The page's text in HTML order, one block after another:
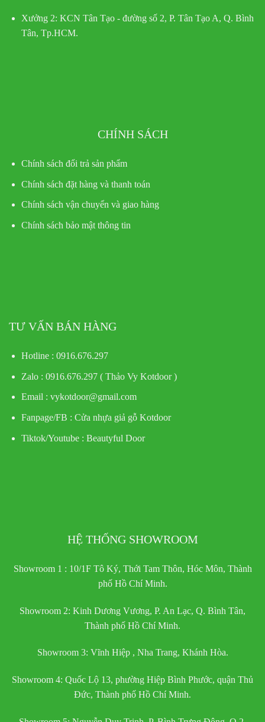
Xưởng 2: KCN Tân Tạo - đường số 2, P. Tân Tạo A, Q. Bình
Tân, Tp.HCM.
CHÍNH SÁCH
Chính sách đổi trả sản phẩm
Chính sách đặt hàng và thanh toán
Chính sách vận chuyển và giao hàng
Chính sách bảo mật thông tin
TƯ VẤN BÁN HÀNG
Hotline : 0916.676.297
Zalo : 0916.676.297 ( Thảo Vy Kotdoor )
Email : vykotdoor@gmail.com
Fanpage/FB : Cửa nhựa giả gỗ Kotdoor
Tiktok/Youtube : Beautyful Door
HỆ THỐNG SHOWROOM
Showroom 1 : 10/1F Tô Ký, Thới Tam Thôn, Hóc Môn, Thành
phố Hồ Chí Minh.
Showroom 2: Kinh Dương Vương, P. An Lạc, Q. Bình Tân,
Thành phố Hồ Chí Minh.
Showroom 3: Vĩnh Hiệp , Nha Trang, Khánh Hòa.
Showroom 4: Quốc Lộ 13, phường Hiệp Bình Phước, quận Thủ
Đức, Thành phố Hồ Chí Minh.